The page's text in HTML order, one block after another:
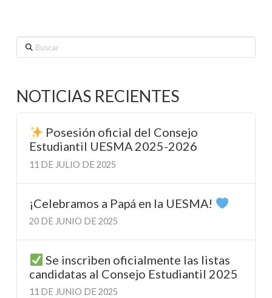
Buscar
NOTICIAS RECIENTES
Posesión oficial del Consejo
Estudiantil UESMA 2025-2026
11 DE JULIO DE 2025
¡Celebramos a Papá en la UESMA!
20 DE JUNIO DE 2025
Se inscriben oficialmente las listas
candidatas al Consejo Estudiantil 2025
11 DE JUNIO DE 2025